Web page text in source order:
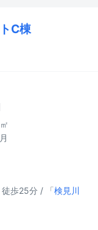
C棟
徒歩25分 / 「検見川